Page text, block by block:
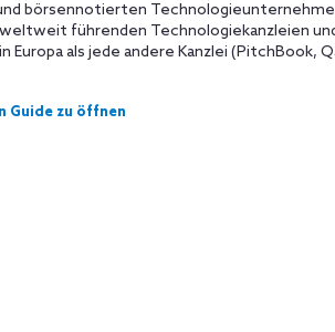
börsennotierten
führenden Technologiekanzleien
Europa als jede andere Kanzlei (PitchBook,
Guide zu öffnen